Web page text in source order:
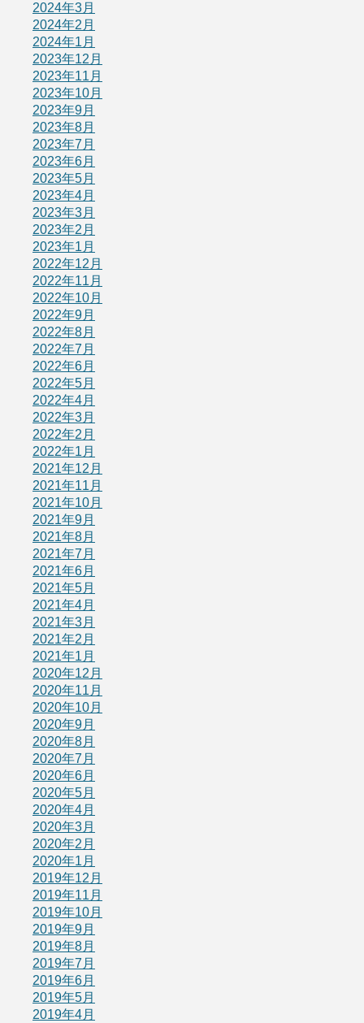
2024年3月
2024年2月
2024年1月
2023年12月
2023年11月
2023年10月
2023年9月
2023年8月
2023年7月
2023年6月
2023年5月
2023年4月
2023年3月
2023年2月
2023年1月
2022年12月
2022年11月
2022年10月
2022年9月
2022年8月
2022年7月
2022年6月
2022年5月
2022年4月
2022年3月
2022年2月
2022年1月
2021年12月
2021年11月
2021年10月
2021年9月
2021年8月
2021年7月
2021年6月
2021年5月
2021年4月
2021年3月
2021年2月
2021年1月
2020年12月
2020年11月
2020年10月
2020年9月
2020年8月
2020年7月
2020年6月
2020年5月
2020年4月
2020年3月
2020年2月
2020年1月
2019年12月
2019年11月
2019年10月
2019年9月
2019年8月
2019年7月
2019年6月
2019年5月
2019年4月